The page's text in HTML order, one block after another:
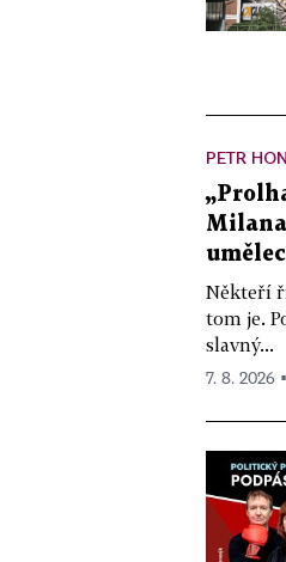
PETR
Někteří
tom je.
slavný...
7. 8. 2026